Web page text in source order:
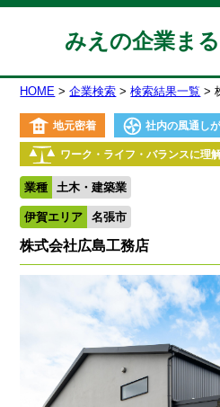
みえの企業ま
HOME 企業検索 検索結果一覧
地元密着 社内の風通し
ワーク・ライフ・バランスに理
業種 土木・建築業
伊賀エリア 名張市
株式会社広島工務店